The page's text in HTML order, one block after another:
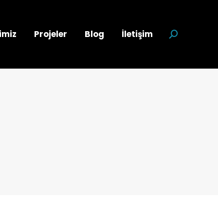
Projeler Blog İletişim Search: